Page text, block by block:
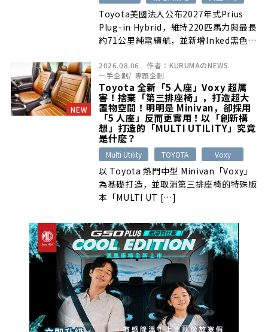
Toyota美國法人公布2027年式Prius
Plug-in Hybrid，維持220匹馬力與最長
約71公里純電續航，並新增Inked黑色車
萬3980美元起，預計2026年夏季陸續進
駐展示中心。
NEW
2026.08.06 作者： KURUMAのNEWS
一手企劃/ 專題企劃
Toyota 全新「5 人座」Voxy 超厲
害！捨棄「第三排座椅」，打造超大
置物空間！明明是 Minivan，卻採用
「5 人座」反而更實用！以「創新構
想」打造的「MULTI UTILITY」究竟
是什麼？
Multi Utility TOYOTA Voxy
以 Toyota 熱門中型 Minivan「Voxy」
為基礎打造，並取消第三排座椅的特殊版
本「MULTI UT […]